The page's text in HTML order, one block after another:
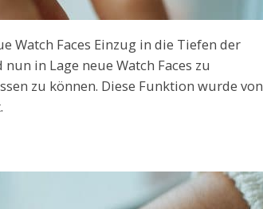
Watch Faces Einzug in die Tiefen der
in Lage neue Watch Faces zu
zu können. Diese Funktion wurde von